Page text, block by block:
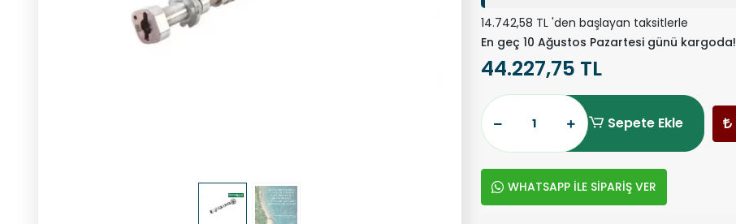
14.742,58 TL 'den başlayan taksitlerle
En geç 10 Ağustos Pazartesi günü kargoda!
44.227,75 TL
Sepete Ekle
WHATSAPP İLE SİPARİŞ VER